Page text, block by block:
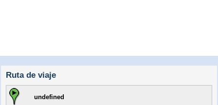
Ruta de viaje
undefined